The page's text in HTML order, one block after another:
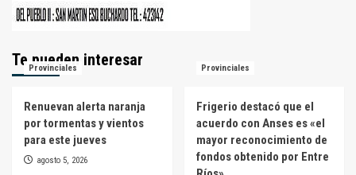
Te pueden interesar
Provinciales
Renuevan alerta naranja
por tormentas y vientos
para este jueves
agosto 5, 2026
Provinciales
Frigerio destacó que el
acuerdo con Anses es «el
mayor reconocimiento de
fondos obtenido por Entre